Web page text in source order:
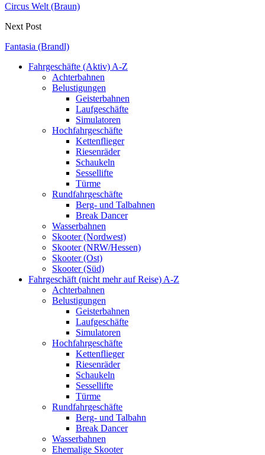
Circus Welt (Braun)
Next Post
Fantasia (Brandl)
Fahrgeschäfte (Aktiv) A-Z
Achterbahnen
Belustigungen
Geisterbahnen
Laufgeschäfte
Simulatoren
Hochfahrgeschäfte
Kettenflieger
Riesenräder
Schaukeln
Sessellifte
Türme
Rundfahrgeschäfte
Berg- und Talbahnen
Break Dancer
Wasserbahnen
Skooter (Nordwest)
Skooter (NRW/Hessen)
Skooter (Ost)
Skooter (Süd)
Fahrgeschäft (nicht mehr auf Reise) A-Z
Achterbahnen
Belustigungen
Geisterbahnen
Laufgeschäfte
Simulatoren
Hochfahrgeschäfte
Kettenflieger
Riesenräder
Schaukeln
Sessellifte
Türme
Rundfahrgeschäfte
Berg- und Talbahn
Break Dancer
Wasserbahnen
Ehemalige Skooter